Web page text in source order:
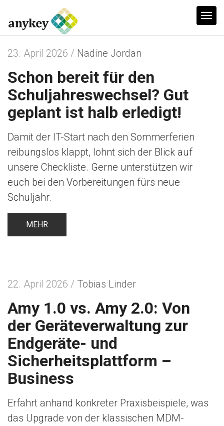
T
23. April 2026 / Nadine Jordan
Schon bereit für den
Schuljahreswechsel? Gut
geplant ist halb erledigt!
Damit der IT-Start nach den Sommerferien
reibungslos klappt, lohnt sich der Blick auf
unsere Checkliste. Gerne unterstützen wir
euch bei den Vorbereitungen fürs neue
Schuljahr.
MEHR
22. April 2026 / Tobias Linder
Amy 1.0 vs. Amy 2.0: Von
der Geräteverwaltung zur
Endgeräte- und
Sicherheitsplattform –
Business
Erfahrt anhand konkreter Praxisbeispiele, was
das Upgrade von der klassischen MDM-